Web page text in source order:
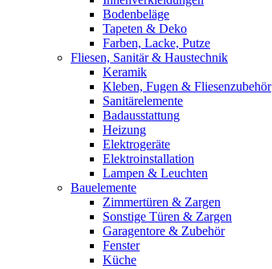
Bodenbeläge
Tapeten & Deko
Farben, Lacke, Putze
Fliesen, Sanitär & Haustechnik
Keramik
Kleben, Fugen & Fliesenzubehör
Sanitärelemente
Badausstattung
Heizung
Elektrogeräte
Elektroinstallation
Lampen & Leuchten
Bauelemente
Zimmertüren & Zargen
Sonstige Türen & Zargen
Garagentore & Zubehör
Fenster
Küche